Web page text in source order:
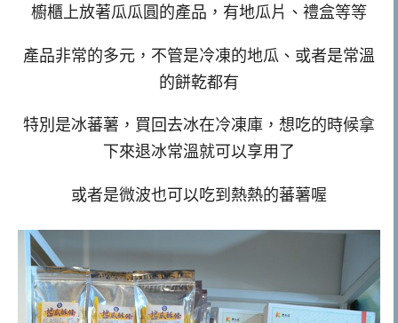
櫥櫃上放著瓜瓜圓的產品，有地瓜片、禮盒等等
產品非常的多元，不管是冷凍的地瓜、或者是常溫
的餅乾都有
特別是冰蕃薯，買回去冰在冷凍庫，想吃的時候拿
下來退冰常溫就可以享用了
或者是微波也可以吃到熱熱的蕃薯喔